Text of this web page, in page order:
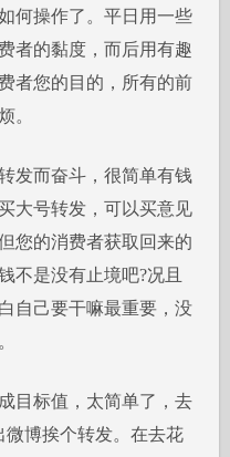
何操作了。平日用一些
者的黏度，而后用有趣
者您的目的，所有的前
。
而奋斗，很简单有钱
大号转发，可以买意见
您的消费者获取回来的
不是没有止境吧?况且
自己要干嘛最重要，没
标值，太简单了，去
微博挨个转发。在去花